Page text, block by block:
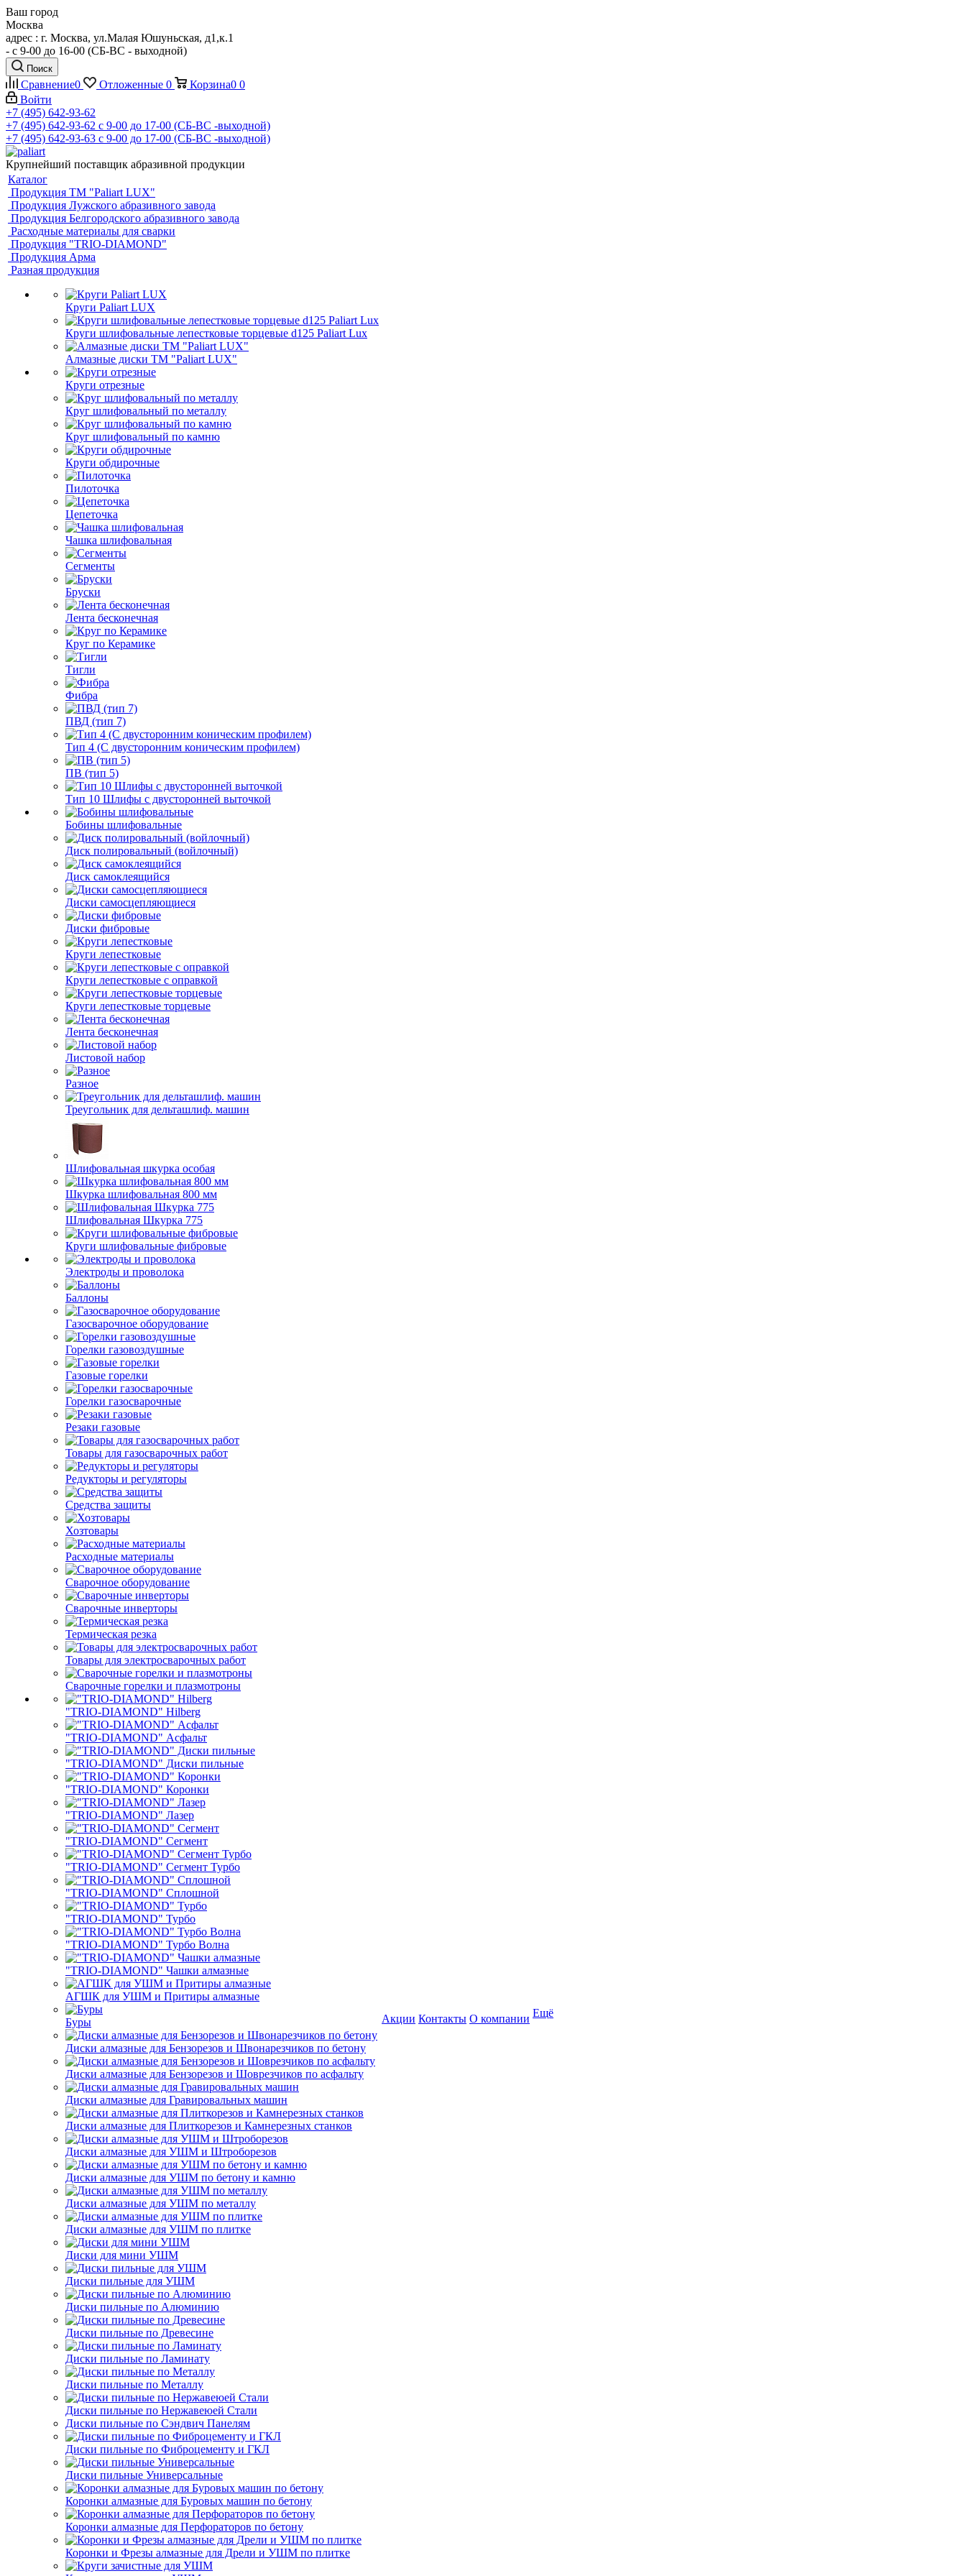
Ваш город
Москва
адрес : г. Москва, ул.Малая Юшуньская, д1,к.1
- c 9-00 до 16-00 (СБ-ВС - выходной)
Поиск
Сравнение0 Отложенные 0 Корзина0 0
Войти
+7 (495) 642-93-62
+7 (495) 642-93-62 c 9-00 до 17-00 (СБ-ВС -выходной)
+7 (495) 642-93-63 c 9-00 до 17-00 (СБ-ВС -выходной)
Крупнейший поставщик абразивной продукции
Каталог
Продукция ТМ "Paliart LUX"
Продукция Лужского абразивного завода
Продукция Белгородского абразивного завода
Расходные материалы для сварки
Продукция "TRIO-DIAMOND"
Продукция Арма
Разная продукция
Круги Paliart LUX
Круги шлифовальные лепестковые торцевые d125 Paliart Lux
Алмазные диски ТМ "Paliart LUX"
Круги отрезные
Круг шлифовальный по металлу
Круг шлифовальный по камню
Круги обдирочные
Пилоточка
Цепеточка
Чашка шлифовальная
Сегменты
Бруски
Лента бесконечная
Круг по Керамике
Тигли
Фибра
ПВД (тип 7)
Тип 4 (С двусторонним коническим профилем)
ПВ (тип 5)
Тип 10 Шлифы с двусторонней выточкой
Бобины шлифовальные
Диск полировальный (войлочный)
Диск самоклеящийся
Диски самосцепляющиеся
Диски фибровые
Круги лепестковые
Круги лепестковые с оправкой
Круги лепестковые торцевые
Лента бесконечная
Листовой набор
Разное
Треугольник для дельташлиф. машин
Шлифовальная шкурка особая
Шкурка шлифовальная 800 мм
Шлифовальная Шкурка 775
Круги шлифовальные фибровые
Электроды и проволока
Баллоны
Газосварочное оборудование
Горелки газовоздушные
Газовые горелки
Горелки газосварочные
Резаки газовые
Товары для газосварочных работ
Редукторы и регуляторы
Средства защиты
Хозтовары
Расходные материалы
Сварочное оборудование
Сварочные инверторы
Термическая резка
Товары для электросварочных работ
Сварочные горелки и плазмотроны
"TRIO-DIAMOND" Hilberg
"TRIO-DIAMOND" Асфальт
"TRIO-DIAMOND" Диски пильные
"TRIO-DIAMOND" Коронки
"TRIO-DIAMOND" Лазер
"TRIO-DIAMOND" Сегмент
"TRIO-DIAMOND" Сегмент Турбо
"TRIO-DIAMOND" Сплошной
"TRIO-DIAMOND" Турбо
"TRIO-DIAMOND" Турбо Волна
"TRIO-DIAMOND" Чашки алмазные
АГШК для УШМ и Притиры алмазные
Буры
Диски алмазные для Бензорезов и Швонарезчиков по бетону
Диски алмазные для Бензорезов и Шоврезчиков по асфальту
Диски алмазные для Гравировальных машин
Диски алмазные для Плиткорезов и Камнерезных станков
Диски алмазные для УШМ и Штроборезов
Диски алмазные для УШМ по бетону и камню
Диски алмазные для УШМ по металлу
Диски алмазные для УШМ по плитке
Диски для мини УШМ
Диски пильные для УШМ
Диски пильные по Алюминию
Диски пильные по Древесине
Диски пильные по Ламинату
Диски пильные по Металлу
Диски пильные по Нержавеюей Стали
Диски пильные по Сэндвич Панелям
Диски пильные по Фиброцементу и ГКЛ
Диски пильные Универсальные
Коронки алмазные для Буровых машин по бетону
Коронки алмазные для Перфораторов по бетону
Коронки и Фрезы алмазные для Дрели и УШМ по плитке
Акции Контакты О компании Ещё